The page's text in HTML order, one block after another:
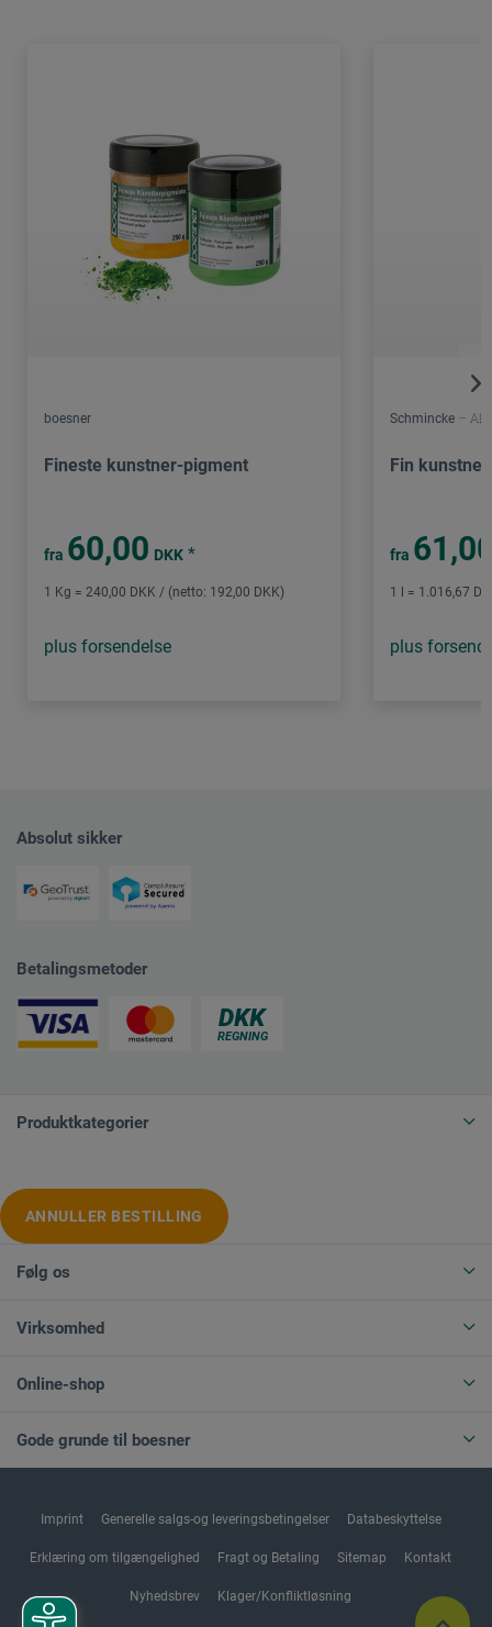
boesner
Fineste kunstner-pigment
fra 60,00 DKK *
1 Kg = 240,00 DKK / (netto: 192,00 DKK)
plus forsendelse
Schmincke –
Fin
fra
1 l = 1.016,67
plus
Absolut sikker
Betalingsmetoder
Produktkategorier
ANNULLER BESTILLING
Følg os
Virksomhed
Online-shop
Gode grunde til boesner
Imprint Generelle salgs-og leveringsbetingelser Databeskyttelse
Erklæring om tilgængelighed Fragt og Betaling Sitemap Kontakt
Nyhedsbrev Klager/Konfliktløsning